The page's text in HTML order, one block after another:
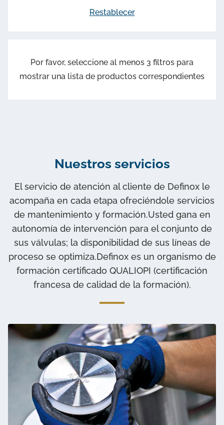
Asociar a la válvula y añadir a la cesta
Añadir sin comentarios
El certificado 2.1 se entrega con su pedido. ¿Desea
añadir otro certificado?
Paso siguiente
No añadir certificado
Restablecer
Por favor, seleccione al menos 3 filtros para
mostrar una lista de productos correspondientes
Nuestros servicios
El servicio de atención al cliente de Definox le
acompaña en cada etapa ofreciéndole servicios
de mantenimiento y formación.Usted gana en
autonomía de intervención para el conjunto de
sus válvulas; la disponibilidad de sus líneas de
proceso se optimiza.Definox es un organismo de
formación certificado QUALIOPI (certificación
francesa de calidad de la formación).